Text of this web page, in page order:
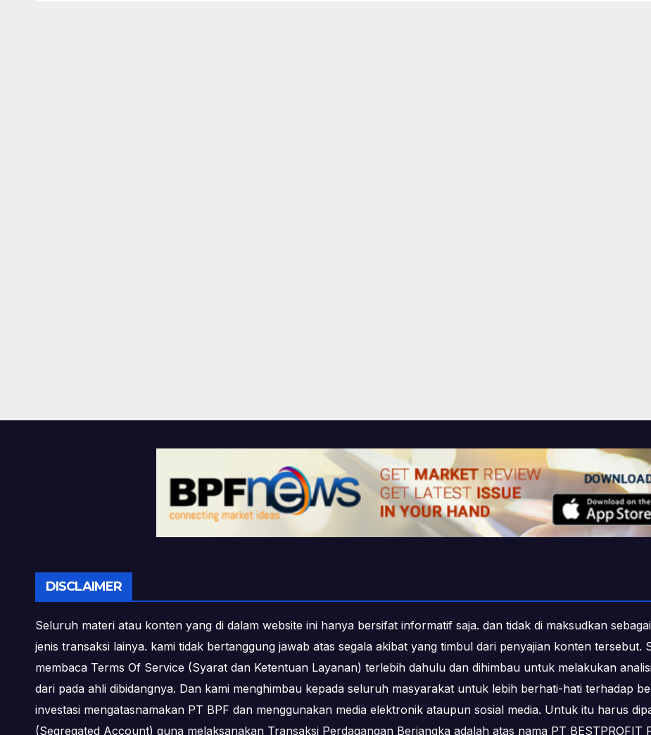
DISCLAIMER
Seluruh materi atau konten yang di dalam website ini hanya bersifat informatif saja. dan tidak di maksudkan
jenis transaksi lainya. kami tidak bertanggung jawab atas segala akibat yang timbul dari penyajian konten tersebut.
membaca Terms Of Service (Syarat dan Ketentuan Layanan) terlebih dahulu dan dihimbau untuk melakukan
dari pada ahli dibidangnya. Dan kami menghimbau kepada seluruh masyarakat untuk lebih berhati-hati terhadap
investasi mengatasnamakan PT BPF dan menggunakan media elektronik ataupun sosial media. Untuk itu harus
(Segregated Account) guna melaksanakan Transaksi Perdagangan Berjangka adalah atas nama PT BESTPROFIT